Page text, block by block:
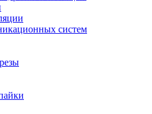
систем